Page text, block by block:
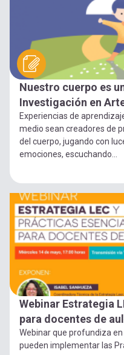
Nuestro cuerpo es
Investigación en
Experiencias de
medio sean creadores de
del cuerpo, jugando con
emociones, escuchando...
Webinar Estrategia
para docentes de
Webinar que profundiza
pueden implementar las